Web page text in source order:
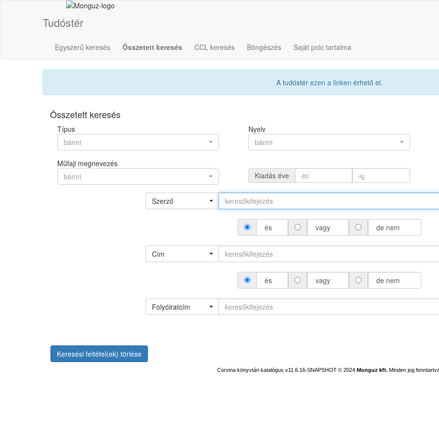
Tudóstér
Egyszerű keresés Összetett keresés CCL keresés Böngészés Saját polc tartalma
A tudóstér ezen a linken érhető el.
Összetett keresés
Típus
bármi
Nyelv
bármi
Műfaji megnevezés
bármi
Kiadás éve
Szerző
és vagy de nem
Cím
és vagy de nem
Folyóiratcím
Keresési feltétel(ek) törlése
Corvina könyvtári katalógus v11.6.16-SNAPSHOT © 2024 Monguz kft. Minden jog